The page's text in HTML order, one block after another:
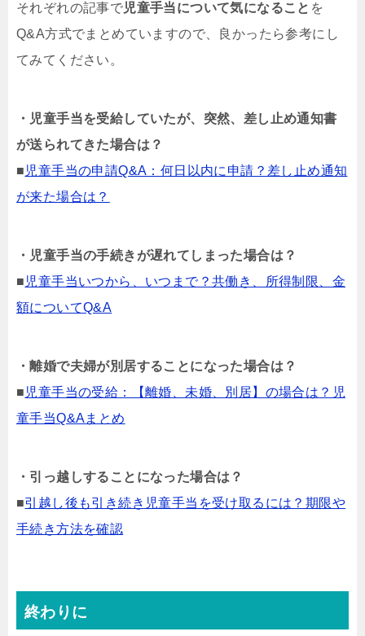
それぞれの記事で児童手当について気になること を
Q&A方式でまとめていますので、良かったら参考にし
てみてください。
・児童手当を受給していたが、突然、差し止め通知書
が送られてきた場合は？
■ 児童手当の申請Q&A：何日以内に申請？差し止め通知
が来た場合は？
・児童手当の手続きが遅れてしまった場合は？
■ 児童手当いつから、いつまで？共働き、所得制限、金
額についてQ&A
・離婚で夫婦が別居することになった場合は？
■ 児童手当の受給：【離婚、未婚、別居】の場合は？児
童手当Q&Aまとめ
・引っ越しすることになった場合は？
■引越し後も引き続き児童手当を受け取るには？期限や
手続き方法を確認
終わりに